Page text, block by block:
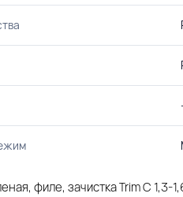
филе, зачистка Trim С